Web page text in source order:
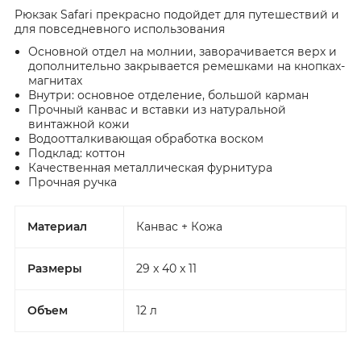
Рюкзак Safari прекрасно подойдет для путешествий и
для повседневного использования
Основной отдел на молнии, заворачивается верх и
дополнительно закрывается ремешками на кнопках-
магнитах
Внутри: основное отделение, большой карман
Прочный канвас и вставки из натуральной
винтажной кожи
Водоотталкивающая обработка воском
Подклад: коттон
Качественная металлическая фурнитура
Прочная ручка
Материал Канвас + Кожа
Размеры 29 x 40 x 11
Объем 12 л